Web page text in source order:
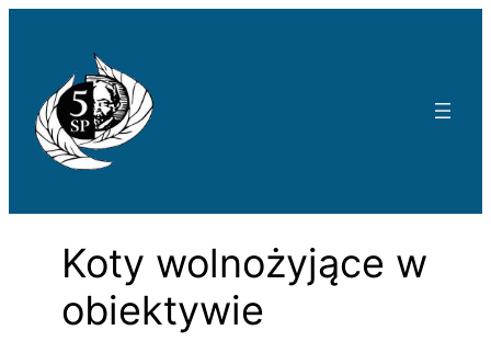
Koty wolnożyjące w
obiektywie